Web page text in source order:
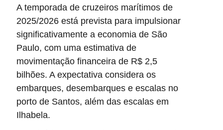
A temporada de cruzeiros marítimos de
2025/2026 está prevista para impulsionar
significativamente a economia de São
Paulo, com uma estimativa de
movimentação financeira de R$ 2,5
bilhões. A expectativa considera os
embarques, desembarques e escalas no
porto de Santos, além das escalas em
Ilhabela.